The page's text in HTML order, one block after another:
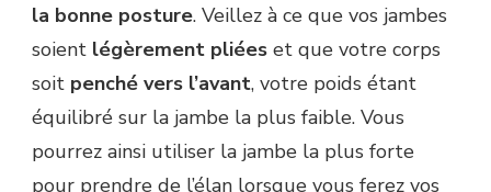
la bonne posture. Veillez à ce que vos jambes
soient légèrement pliées et que votre corps
soit penché vers l’avant, votre poids étant
équilibré sur la jambe la plus faible. Vous
pourrez ainsi utiliser la jambe la plus forte
pour prendre de l’élan lorsque vous ferez vos